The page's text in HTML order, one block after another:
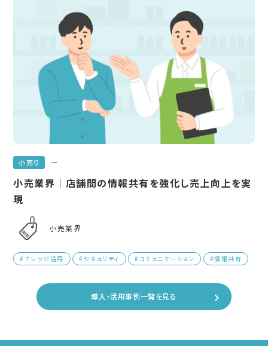
小売り ー
小売業界｜店舗間の情報共有を強化し売上向上を実
現
小売業界
#ナレッジ活用 #セキュリティ #コミュニケーション #情報共有
導入・活用事例一覧を見る